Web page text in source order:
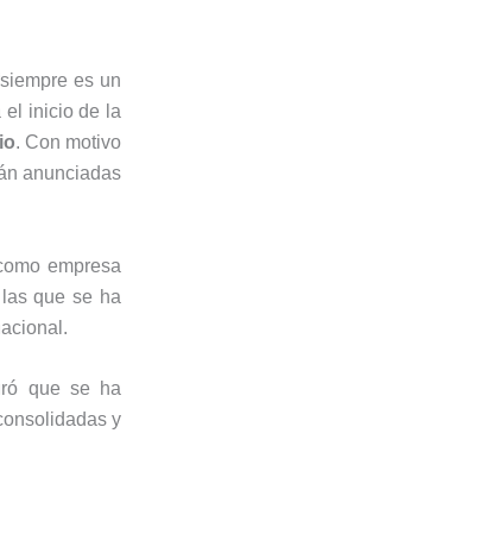
es un
el inicio de la
. Con motivo
anunciadas
empresa
que se ha
que se ha
y